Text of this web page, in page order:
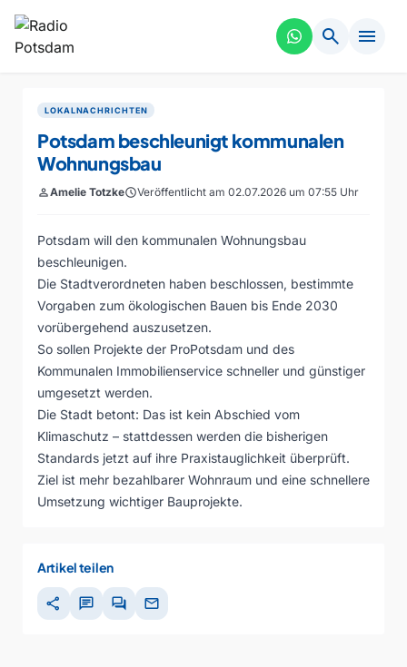
search menu
LOKALNACHRICHTEN
Potsdam beschleunigt kommunalen
Wohnungsbau
personAmelie TotzkescheduleVeröffentlicht am 02.07.2026 um 07:55 Uhr
Potsdam will den kommunalen Wohnungsbau
beschleunigen.
Die Stadtverordneten haben beschlossen, bestimmte
Vorgaben zum ökologischen Bauen bis Ende 2030
vorübergehend auszusetzen.
So sollen Projekte der ProPotsdam und des
Kommunalen Immobilienservice schneller und günstiger
umgesetzt werden.
Die Stadt betont: Das ist kein Abschied vom
Klimaschutz – stattdessen werden die bisherigen
Standards jetzt auf ihre Praxistauglichkeit überprüft.
Ziel ist mehr bezahlbarer Wohnraum und eine schnellere
Umsetzung wichtiger Bauprojekte.
Artikel teilen
share chat forum mail